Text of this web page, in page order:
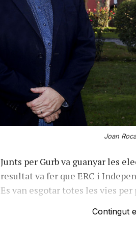
Joan
Junts per Gurb va guanyar les
resultat va fer que ERC i
Es van esgotar totes les vies
Contingut